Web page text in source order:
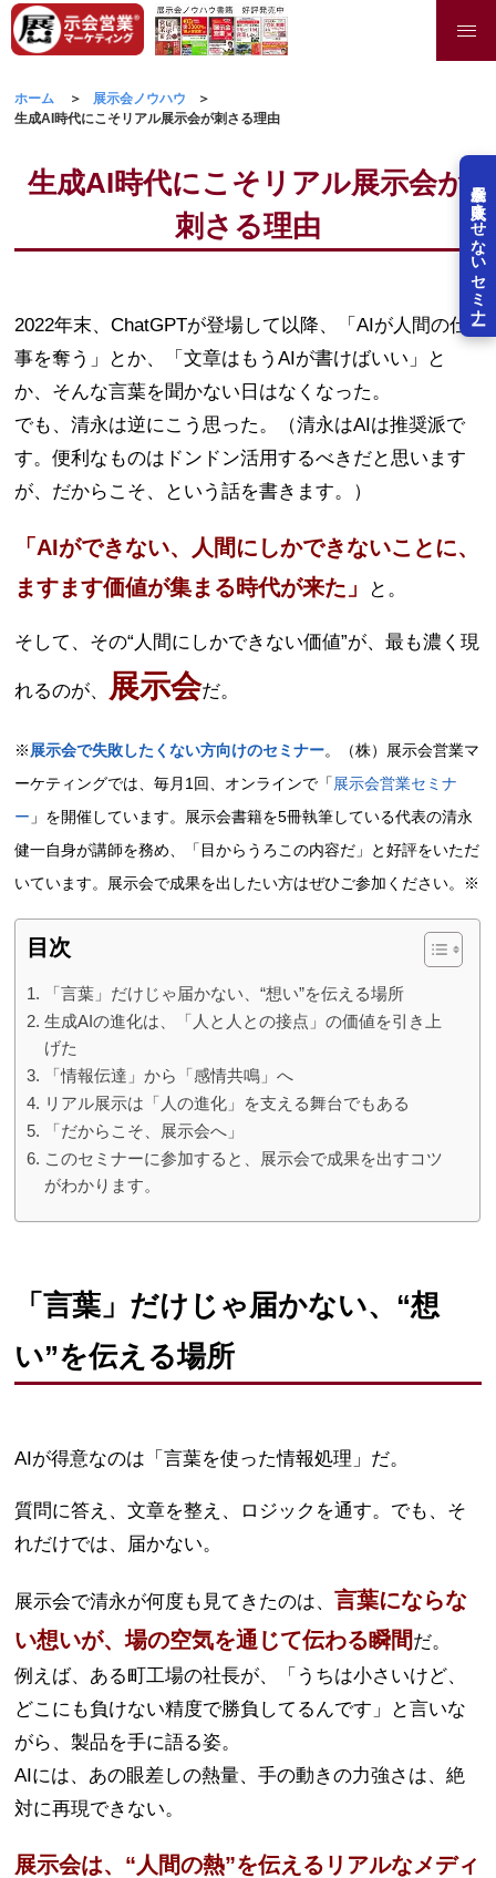
展示会を失敗させないセミナー
ホーム
展示会ノウハウ
生成AI時代にこそリアル展示会が刺さる理由
生成AI時代にこそリアル展示会が
刺さる理由
2022年末、ChatGPTが登場して以降、「AIが人間の仕
事を奪う」とか、「文章はもうAIが書けばいい」と
か、そんな言葉を聞かない日はなくなった。
でも、清永は逆にこう思った。（清永はAIは推奨派で
す。便利なものはドンドン活用するべきだと思います
が、だからこそ、という話を書きます。）
「AIができない、人間にしかできないことに、
ますます価値が集まる時代が来た」
と。
そして、その“人間にしかできない価値”が、最も濃く現
れるのが、 展示会だ。
※ 展示会で失敗したくない方向けのセミナー。（株）展示会営業マ
ーケティングでは、毎月1回、オンラインで「 展示会営業セミナ
ー 」を開催しています。展示会書籍を5冊執筆している代表の清永
健一自身が講師を務め、「目からうろこの内容だ」と好評をいただ
いています。展示会で成果を出したい方はぜひご参加ください。※
目次
「言葉」だけじゃ届かない、“想い”を伝える場所
生成AIの進化は、「人と人との接点」の価値を引き上
げた
「情報伝達」から「感情共鳴」へ
リアル展示は「人の進化」を支える舞台でもある
「だからこそ、展示会へ」
このセミナーに参加すると、展示会で成果を出すコツ
がわかります。
「言葉」だけじゃ届かない、“想
い”を伝える場所
AIが得意なのは「言葉を使った情報処理」だ。
質問に答え、文章を整え、ロジックを通す。でも、そ
れだけでは、届かない。
展示会で清永が何度も見てきたのは、 言葉にならな
い想いが、場の空気を通じて伝わる瞬間 だ。
例えば、ある町工場の社長が、「うちは小さいけど、
どこにも負けない精度で勝負してるんです」と言いな
がら、製品を手に語る姿。
AIには、あの眼差しの熱量、手の動きの力強さは、絶
対に再現できない。
展示会は、“人間の熱”を伝えるリアルなメディ